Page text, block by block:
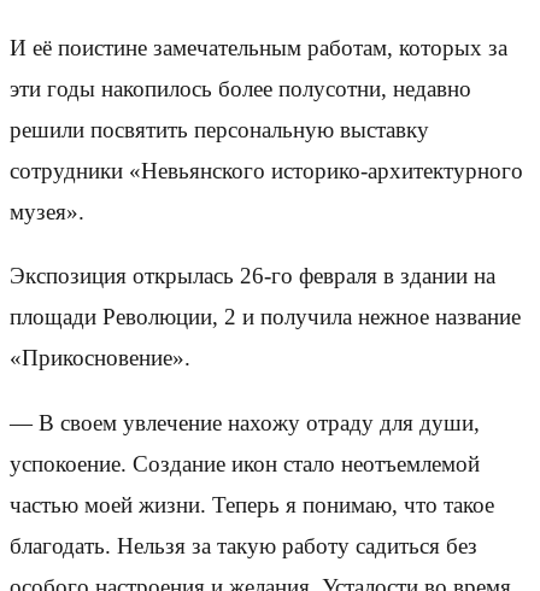
И её поистине замечательным работам, которых за
эти годы накопилось более полусотни, недавно
решили посвятить персональную выставку
сотрудники «Невьянского историко-архитектурного
музея».
Экспозиция открылась 26-го февраля в здании на
площади Революции, 2 и получила нежное название
«Прикосновение».
— В своем увлечение нахожу отраду для души,
успокоение. Создание икон стало неотъемлемой
частью моей жизни. Теперь я понимаю, что такое
благодать. Нельзя за такую работу садиться без